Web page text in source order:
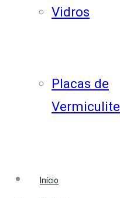
Vidros
Placas de
Vermiculite
Início